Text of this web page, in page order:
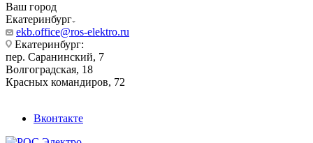
Ваш город
Екатеринбург
ekb.office@ros-elektro.ru
Екатеринбург:
пер. Саранинский, 7
Волгоградская, 18
Красных командиров, 72
Вконтакте